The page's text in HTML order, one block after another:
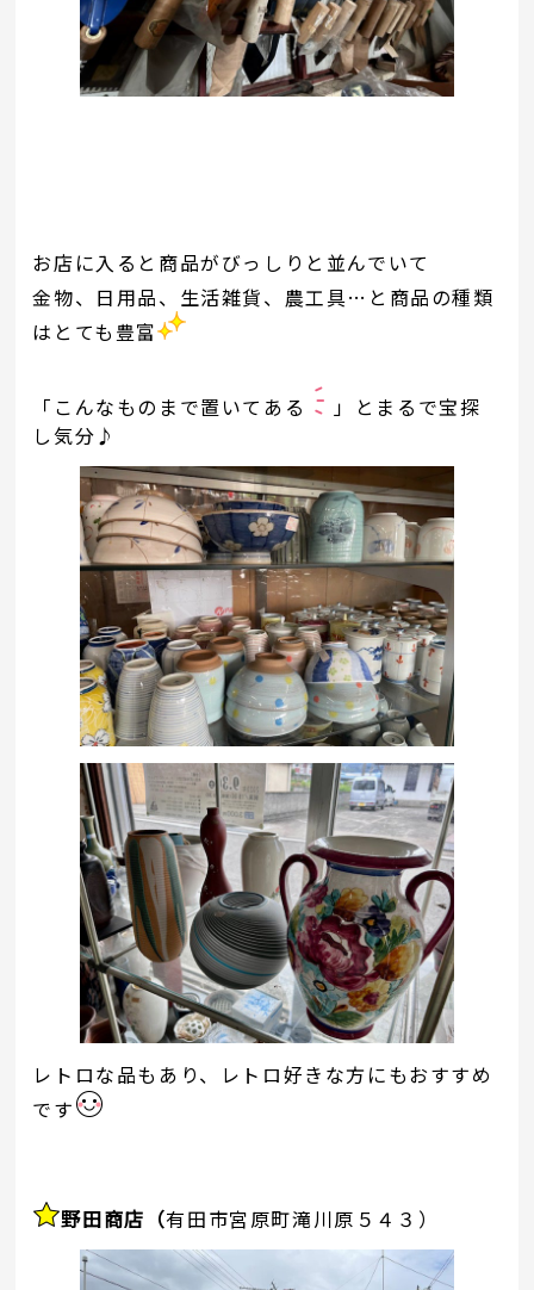
お店に入ると商品がびっしりと並んでいて
金物、日用品、生活雑貨、農工具…と商品の種類
はとても豊富
「こんなものまで置いてある
」とまるで宝探
し気分♪
レトロな品もあり、レトロ好きな方にもおすすめ
です
野田商店 （有田市宮原町滝川原５４３）